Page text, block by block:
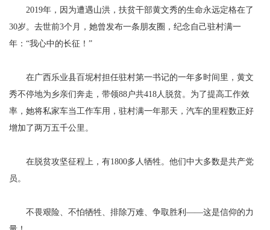
2019年，因为遭遇山洪，扶贫干部黄文秀的生命永远定格在了
30岁。去世前3个月，她曾发布一条朋友圈，纪念自己驻村满一
年：“我心中的长征！”
在广西乐业县百坭村担任驻村第一书记的一年多时间里，黄文
秀不停地为乡亲们奔走，带领88户共418人脱贫。为了提高工作效
率，她将私家车当工作车用，驻村满一年那天，汽车的里程数正好
增加了两万五千公里。
在脱贫攻坚征程上，有1800多人牺牲。他们中大多数是共产党
员。
不畏艰险、不怕牺牲、排除万难、争取胜利——这是信仰的力